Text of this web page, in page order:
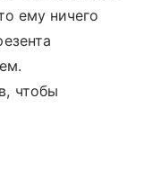
ему ничего
чтобы